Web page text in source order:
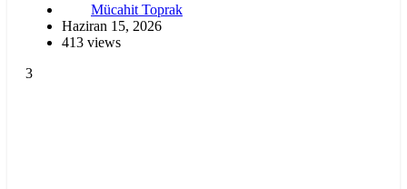
Mücahit Toprak
Haziran 15, 2026
413 views
3